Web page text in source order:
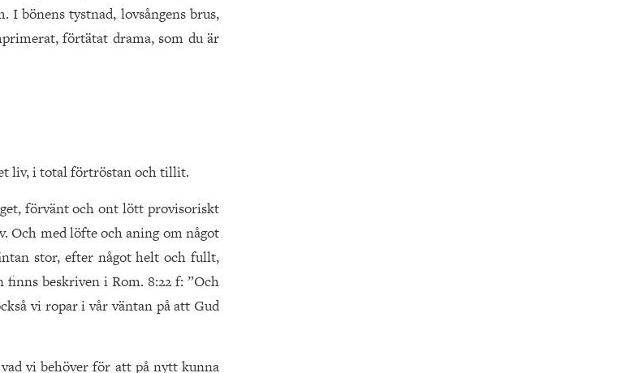
bönens tystnad, lovsångens brus,
förtätat drama, som du är
liv, i total förtröstan och tillit.
förvänt och ont lött provisoriskt
Och med löfte och aning om något
stor, efter något helt och fullt,
beskriven i Rom. 8:22 f: ”Och
vi ropar i vår väntan på att Gud
vi behöver för att på nytt kunna